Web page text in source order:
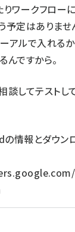
ワークフロー
予定はありませ
アルで入れる
んですから。
談してテストし
情報とダウンロ